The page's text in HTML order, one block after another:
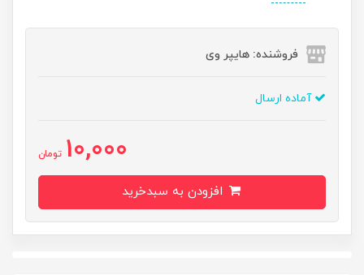
فروشنده: هایپر وی
آماده ارسال
10,000 تومان